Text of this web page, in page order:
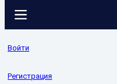
Войти
Регистрация